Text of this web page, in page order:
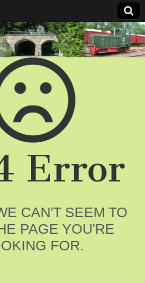
/
Error
CAN'T SEEM TO
PAGE YOU'RE
FOR.